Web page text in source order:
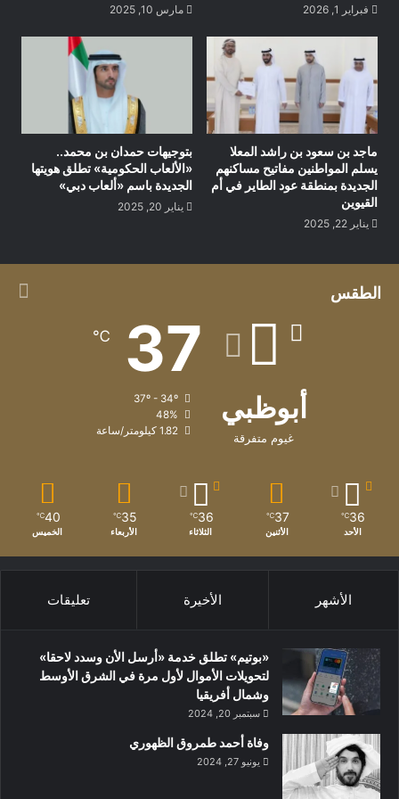
استمرارية التعاون بما يخدم مصلحة الطلاب الدارسين بجامعة
دولة الامارات للإطلاع علي الحركة التعليمية والبحثية داخل مختلف
الجامعات الاماراتية.
وفي نهاية اللقاء، تم تبادل الدروع التذكارية بين الجانبين، والتقاط
بعض الصور.
فبراير 1, 2026 مارس 10, 2025
ماجد بن سعود بن راشد المعلا
يسلم المواطنين مفاتيح مساكنهم
الجديدة بمنطقة عود الطاير في أم
القيوين
يناير 22, 2025
بتوجيهات حمدان بن محمد..
«الألعاب الحكومية» تطلق هويتها
الجديدة باسم «ألعاب دبي»
يناير 20, 2025
الطقس
أبوظبي
غيوم متفرقة
37
℃
37º - 34º
48%
1.82 كيلومتر/ساعة
36
℃
الأحد
37
℃
الأثنين
36
℃
الثلاثاء
35
℃
الأربعاء
40
℃
الخميس
الأشهر الأخيرة تعليقات
«بوتيم» تطلق خدمة «أرسل الأن وسدد لاحقا»
لتحويلات الأموال لأول مرة في الشرق الأوسط
وشمال أفريقيا
سبتمبر 20, 2024
وفاة أحمد طمروق الظهوري
يونيو 27, 2024